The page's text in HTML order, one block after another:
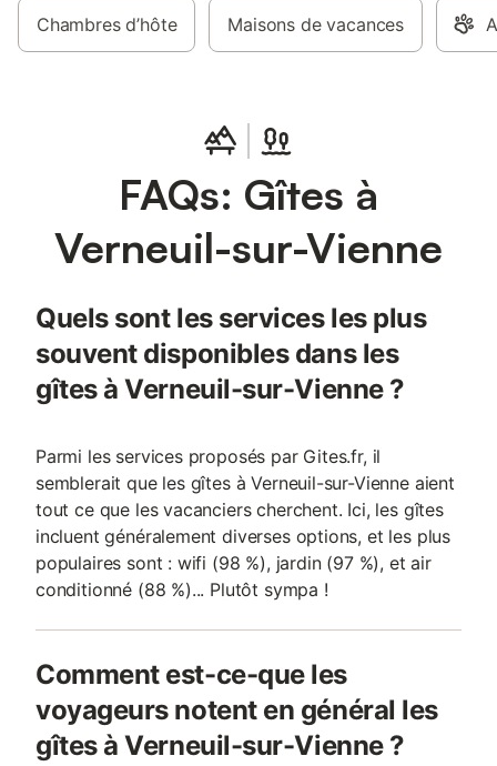
Chambres d’hôte Maisons de vacances
FAQs: Gîtes à
Verneuil-sur-Vienne
Quels sont les services les plus
souvent disponibles dans les
gîtes à Verneuil-sur-Vienne ?
Parmi les services proposés par Gites.fr, il
semblerait que les gîtes à Verneuil-sur-Vienne aient
tout ce que les vacanciers cherchent. Ici, les gîtes
incluent généralement diverses options, et les plus
populaires sont : wifi (98 %), jardin (97 %), et air
conditionné (88 %)... Plutôt sympa !
Comment est-ce-que les
voyageurs notent en général les
gîtes à Verneuil-sur-Vienne ?